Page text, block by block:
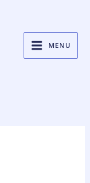
MENU